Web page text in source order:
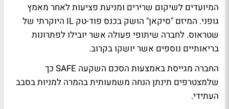
המיועדים לשיקום שרירים ומניעת פציעות לאחר מאמץ
גופני. המיזם "סיקאן" הושק בכנס פוד-טק IL היוקרתי של
שטראוס. לחברה שיתופי פעולה אשר יובילו לפתרונות
בריאותיים נוספים אשר יושקו בקרוב.
החברה מגייסת באמצעות הסכם השקעה SAFE כך
שלמצטרפים תינתן הנחה משמעותית בהמרה למניות בסבב
העתידי.